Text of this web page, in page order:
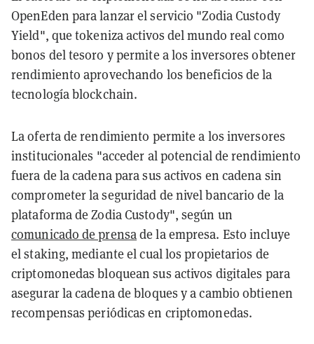
OpenEden para lanzar el servicio "Zodia Custody
Yield", que tokeniza activos del mundo real como
bonos del tesoro y permite a los inversores obtener
rendimiento aprovechando los beneficios de la
tecnología blockchain.
La oferta de rendimiento permite a los inversores
institucionales "acceder al potencial de rendimiento
fuera de la cadena para sus activos en cadena sin
comprometer la seguridad de nivel bancario de la
plataforma de Zodia Custody", según un
comunicado de prensade la empresa. Esto incluye
el staking, mediante el cual los propietarios de
criptomonedas bloquean sus activos digitales para
asegurar la cadena de bloques y a cambio obtienen
recompensas periódicas en criptomonedas.